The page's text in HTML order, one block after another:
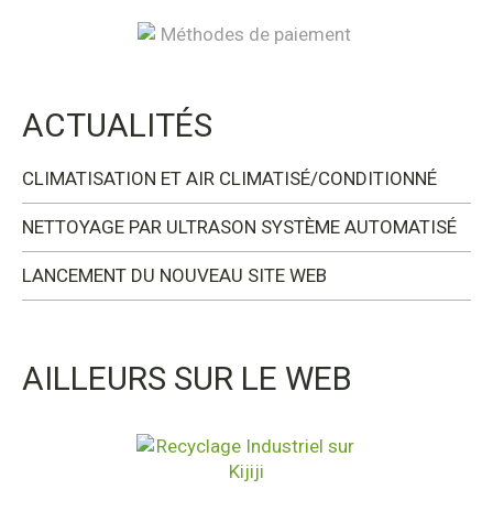
ACTUALITÉS
CLIMATISATION ET AIR CLIMATISÉ/CONDITIONNÉ
NETTOYAGE PAR ULTRASON SYSTÈME AUTOMATISÉ
LANCEMENT DU NOUVEAU SITE WEB
AILLEURS SUR LE WEB